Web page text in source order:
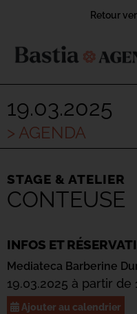
Retour
19.03.2025
> AGENDA
STAGE & ATELIER
CONTEUSE
INFOS ET
Mediateca Barberine
19.03.2025 à partir de
Ajouter au calendrier